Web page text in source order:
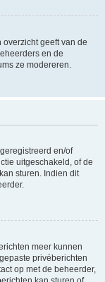
geeft van de
en de
ze modereren.
en/of
uitgeschakeld, of de
sturen. Indien dit
meer kunnen
privéberichten
op met de beheerder,